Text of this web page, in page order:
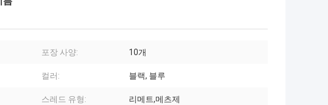
포장 사양: 10개
컬러: 블랙, 블루
스레드 유형: 리메트,메츠제